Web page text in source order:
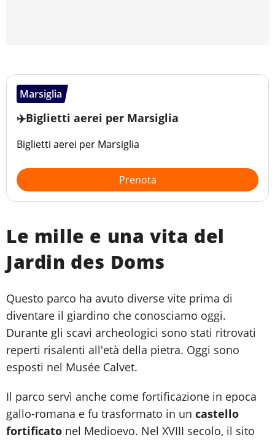
Marsiglia
✈️Biglietti aerei per Marsiglia
Biglietti aerei per Marsiglia
Prenota
Le mille e una vita del
Jardin des Doms
Questo parco ha avuto diverse vite prima di
diventare il giardino che conosciamo oggi.
Durante gli scavi archeologici sono stati ritrovati
reperti risalenti all'età della pietra. Oggi sono
esposti nel Musée Calvet.
Il parco servì anche come fortificazione in epoca
gallo-romana e fu trasformato in un castello
fortificato nel Medioevo. Nel XVIII secolo, il sito